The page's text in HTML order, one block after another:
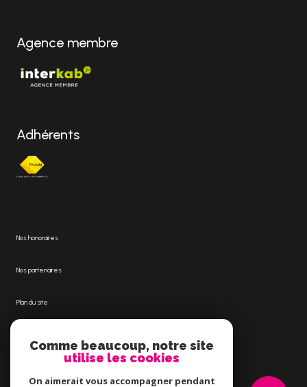
Agence membre
Adhérents
Nos honoraires
Nos partenaires
Plan du site
Comme beaucoup, notre site
utilise les cookies
On aimerait vous accompagner pendant